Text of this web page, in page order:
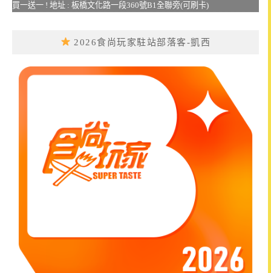
買一送一 ! 地址 : 板橋文化路一段360號B1全聯旁(可刷卡)
2026食尚玩家駐站部落客-凱西